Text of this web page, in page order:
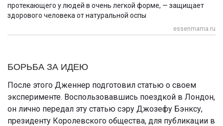
протекающего у людей в очень легкой форме, — защищает
здорового человека от натуральной оспы
essenmama.ru
БОРЬБА ЗА ИДЕЮ
После этого Дженнер подготовил статью о своем
эксперименте. Воспользовавшись поездкой в Лондон,
он лично передал эту статью сэру Джозефу Бэнксу,
президенту Королевского общества, для публикации в